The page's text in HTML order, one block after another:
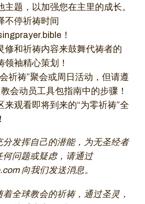
主题，以加强您在主里的成长。
不停祈祷时间
！
修和祈祷内容来鼓舞代祷者的
领袖精心策划！
祈祷”聚会或周日活动，但请遵
会动员工具包指南中的步骤！
来观看即将到来的“为零祈祷”全
分发挥自己的潜能，为无圣经者
何问题或疑虑，请通过
向我们发送消息。
全球教会的祈祷，通过圣灵，